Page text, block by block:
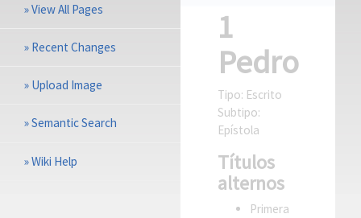
1
Pedro
Tipo: Escrito
Subtipo:
Epístola
Títulos
alternos
Primera
»View All Pages
» Recent Changes
» Upload Image
»Semantic Search
»Wiki Help